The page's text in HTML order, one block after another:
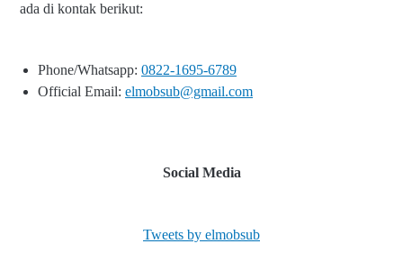
ada di kontak berikut:
Phone/Whatsapp: 0822-1695-6789
Official Email: elmobsub@gmail.com
Social Media
Tweets by elmobsub